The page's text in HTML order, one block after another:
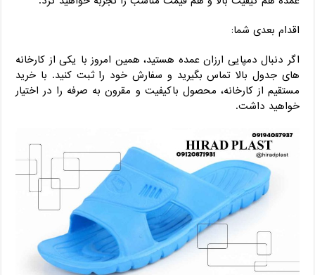
اقدام بعدی شما:
اگر دنبال دمپایی ارزان عمده هستید، همین امروز با یکی از کارخانه
‌های جدول بالا تماس بگیرید و سفارش خود را ثبت کنید. با خرید
مستقیم از کارخانه، محصول باکیفیت و مقرون ‌به‌ صرفه را در اختیار
خواهید داشت.